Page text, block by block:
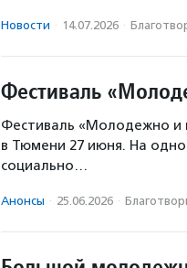
Новости · 14.07.2026 ·
Фестиваль
Фестиваль «Молодежно и
в Тюмени 27 июня. На
социально…
Анонсы · 25.06.2026 ·